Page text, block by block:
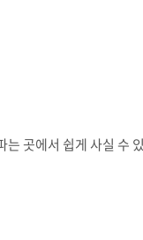
는 곳에서 쉽게 사실 수